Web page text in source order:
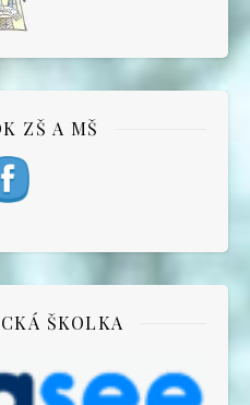
ZŠ A MŠ
ŠKOLKA